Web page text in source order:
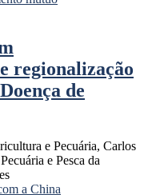
regionalização
de
e Pecuária, Carlos
e Pesca da